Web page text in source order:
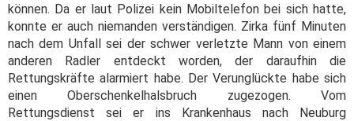
können. Da er laut Polizei kein Mobiltelefon bei sich hatte,
konnte er auch niemanden verständigen. Zirka fünf Minuten
nach dem Unfall sei der schwer verletzte Mann von einem
anderen Radler entdeckt worden, der daraufhin die
Rettungskräfte alarmiert habe. Der Verunglückte habe sich
einen Oberschenkelhalsbruch zugezogen. Vom
Rettungsdienst sei er ins Krankenhaus nach Neuburg